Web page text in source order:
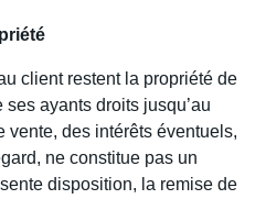
client restent la propriété de
ayants droits jusqu’au
vente, des intérêts éventuels,
ne constitue pas un
disposition, la remise de